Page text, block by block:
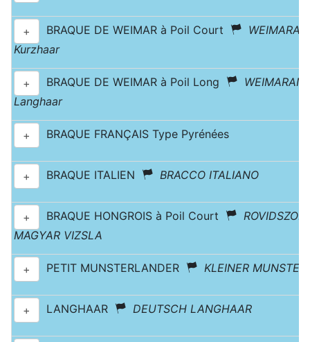
+ BRAQUE DE WEIMAR à Poil Court
Kurzhaar
+ BRAQUE DE WEIMAR à Poil Long
Langhaar
+ BRAQUE FRANÇAIS Type Pyrénées
+ BRAQUE ITALIEN BRACCO ITALIANO
+ BRAQUE HONGROIS à Poil Court
MAGYAR VIZSLA
+ PETIT MUNSTERLANDER KLEINER
+ LANGHAAR DEUTSCH LANGHAAR